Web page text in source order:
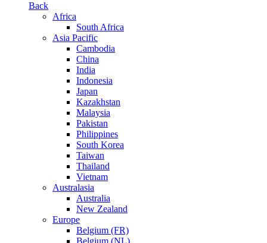
Back
Africa
South Africa
Asia Pacific
Cambodia
China
India
Indonesia
Japan
Kazakhstan
Malaysia
Pakistan
Philippines
South Korea
Taiwan
Thailand
Vietnam
Australasia
Australia
New Zealand
Europe
Belgium (FR)